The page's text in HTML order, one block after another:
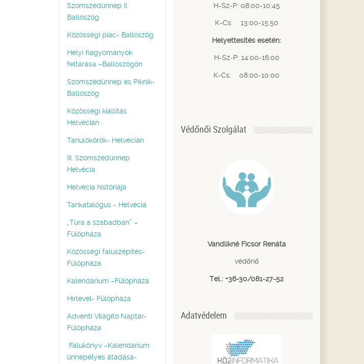
Szomszédünnep II.
Ballószög
Közösségi piac- Ballószög
Helyi hagyományok
feltárása –Ballószögön
Szomszédünnep és Piknik-
Ballószög
Közösségi kiállítás
Helvécián
Tanulókörök- Helvécián
III. Szomszédünnep
Helvécia
Helvécia históriája
Tankatalógus - Helvécia
„Túra a szabadban” –
Fülöpháza
Közösségi faluszépítés-
Fülöpháza
Kalendárium –Fülöpháza
Hírlevél- Fülöpháza
Adventi Világító Naptár-
Fülöpháza
Falukönyv –Kalendárium
ünnepélyes átadása-
H-Sz-P: 08:00-10:45
K-Cs: 13:00-15:50
Helyettesítés esetén:
H-Sz-P: 14:00-16:00
K-Cs: 08:00-10:00
Védőnői Szolgálat
Vandlikné Ficsor Renáta
védőnő
Tel.: +36-30/081-27-52
Adatvédelem